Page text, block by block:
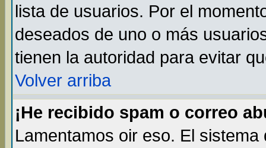
lista de usuarios. Por el
deseados de uno o más
tienen la autoridad para evitar
Volver arriba
¡He recibido spam o correo
Lamentamos oir eso. El